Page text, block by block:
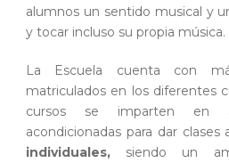
alumnos un sentido musical y
y tocar incluso su propia música.
La Escuela cuenta con
matriculados en los diferentes
cursos se imparten en
acondicionadas para dar clases
individuales, siendo un